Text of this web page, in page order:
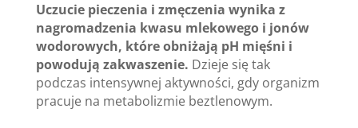
Uczucie pieczenia i zmęczenia wynika z
nagromadzenia kwasu mlekowego i jonów
wodorowych, które obniżają pH mięśni i
powodują zakwaszenie. Dzieje się tak
podczas intensywnej aktywności, gdy organizm
pracuje na metabolizmie beztlenowym.